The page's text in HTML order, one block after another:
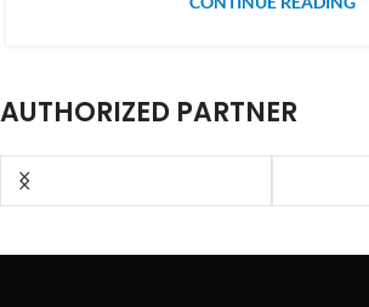
kamu sedang tidak di tem...